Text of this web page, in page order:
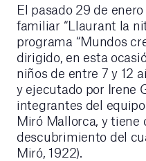
El pasado 29 de
familiar “Llaurant la
programa “Mundos
dirigido, en esta
niños de entre 7 y 12
y ejecutado por Irene
integrantes del
Miró Mallorca, y tiene
descubrimiento del
Miró, 1922).